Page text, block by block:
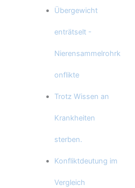
Übergewicht
enträtselt -
Nierensammelrohrk
onflikte
Trotz Wissen an
Krankheiten
sterben.
Konfliktdeutung im
Vergleich